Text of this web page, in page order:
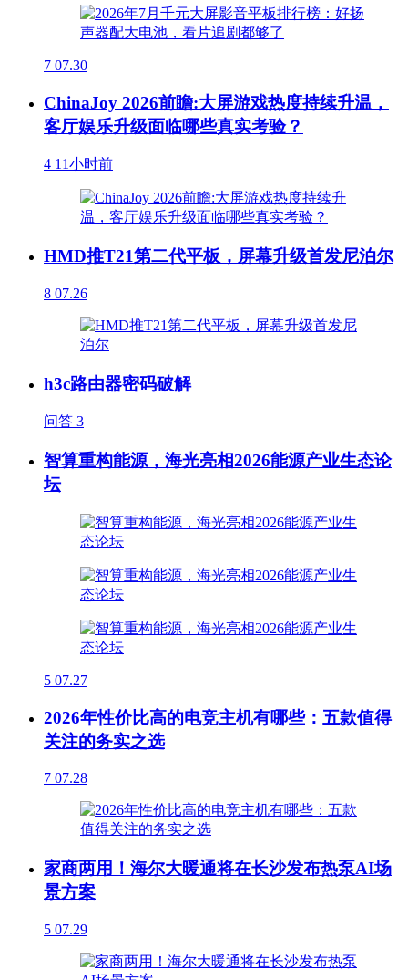
7 07.30
ChinaJoy 2026前瞻:大屏游戏热度持续升温，
客厅娱乐升级面临哪些真实考验？
4 11小时前
HMD推T21第二代平板，屏幕升级首发尼泊尔
8 07.26
h3c路由器密码破解
问答 3
智算重构能源，海光亮相2026能源产业生态论
坛
5 07.27
2026年性价比高的电竞主机有哪些：五款值得
关注的务实之选
7 07.28
家商两用！海尔大暖通将在长沙发布热泵AI场
景方案
5 07.29